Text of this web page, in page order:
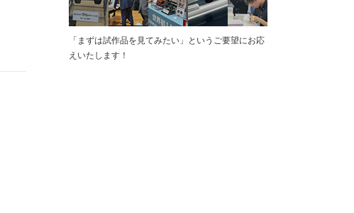
「まずは試作品を⾒てみたい」というご要望にお応
えいたします！